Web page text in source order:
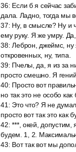
36: Если б я сейчас
дала. Ладно, тогда мы
37: Ну, в смысле? Ну и
ему руку. Я же умру.
38:Леброн, джеймс, ну
откровенных, ну, типа.
39: Пчелы, да, я из за
просто смешно. Я
40: Просто вот
но так это не особо как
41 : Это что? Я не
просто вот так это как
42:***, окей, допустим,
будем. 1, 2.
43: Вот так вот мы